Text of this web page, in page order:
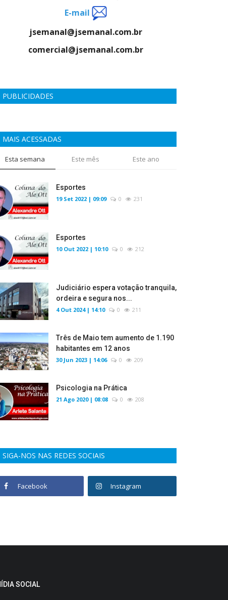
E-mail
jsemanal@jsemanal.com.br
comercial@jsemanal.com.br
PUBLICIDADES
MAIS ACESSADAS
Esta semana Este mês Este ano
Esportes
19 Set 2022 | 09:09 0 231
Esportes
10 Out 2022 | 10:10 0 212
Judiciário espera votação tranquila,
ordeira e segura nos...
4 Out 2024 | 14:10 0 211
Três de Maio tem aumento de 1.190
habitantes em 12 anos
30 Jun 2023 | 14:06 0 209
Psicologia na Prática
21 Ago 2020 | 08:08 0 208
SIGA-NOS NAS REDES SOCIAIS
Facebook Instagram
SOCIAL